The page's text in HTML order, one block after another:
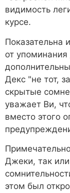
видимость
курсе.
Показательна
от
Декс "не тот,
скрытые
уважает Ви,
вместо этого
Джеки, так
этом был